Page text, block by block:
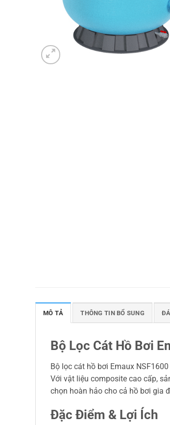
MÔ TẢ THÔNG TIN BỔ SUNG
Bộ Lọc Cát Hồ Bơi
Bộ lọc cát hồ bơi Emaux
Với vật liệu composite cao cấp,
chọn hoàn hảo cho cả hồ bơi gia
Đặc Điểm & Lợi Ích